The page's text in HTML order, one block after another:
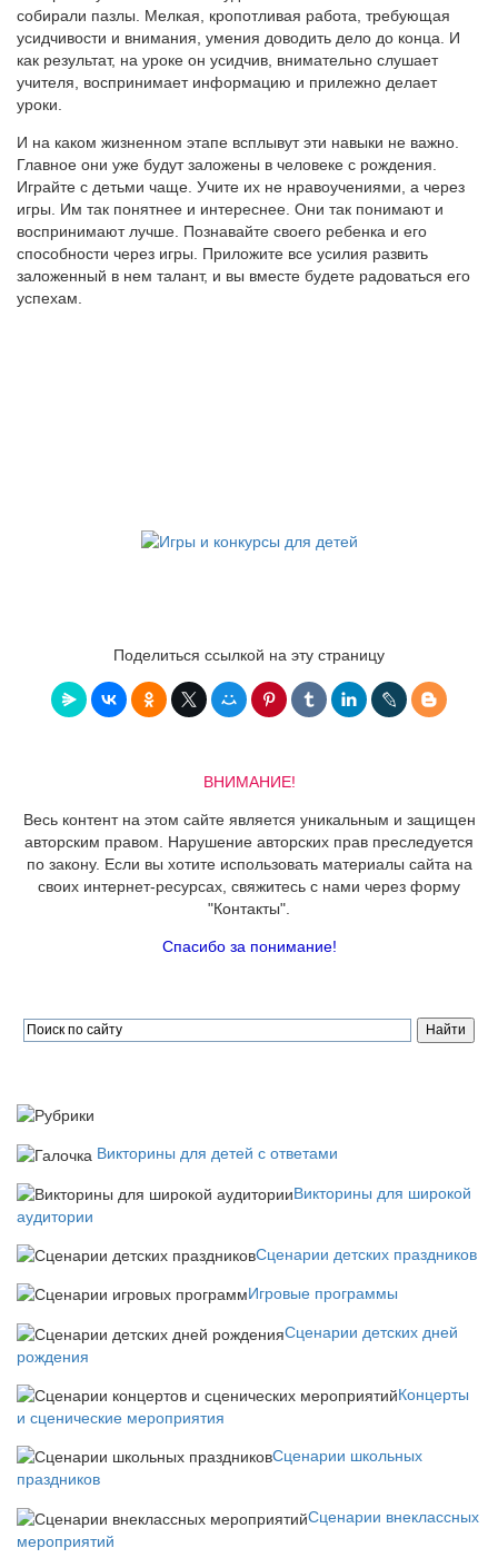
собирали пазлы. Мелкая, кропотливая работа, требующая
усидчивости и внимания, умения доводить дело до конца. И
как результат, на уроке он усидчив, внимательно слушает
учителя, воспринимает информацию и прилежно делает
уроки.
И на каком жизненном этапе всплывут эти навыки не важно.
Главное они уже будут заложены в человеке с рождения.
Играйте с детьми чаще. Учите их не нравоучениями, а через
игры. Им так понятнее и интереснее. Они так понимают и
воспринимают лучше. Познавайте своего ребенка и его
способности через игры. Приложите все усилия развить
заложенный в нем талант, и вы вместе будете радоваться его
успехам.
Поделиться ссылкой на эту страницу
ВНИМАНИЕ!
Весь контент на этом сайте является уникальным и защищен
авторским правом. Нарушение авторских прав преследуется
по закону. Если вы хотите использовать материалы сайта на
своих интернет-ресурсах, свяжитесь с нами через форму
"Контакты".
Спасибо за понимание!
Викторины для детей с ответами
Викторины для широкой
аудитории
Сценарии детских праздников
Игровые программы
Сценарии детских дней
рождения
Концерты
и сценические мероприятия
Сценарии школьных
праздников
Сценарии внеклассных
мероприятий